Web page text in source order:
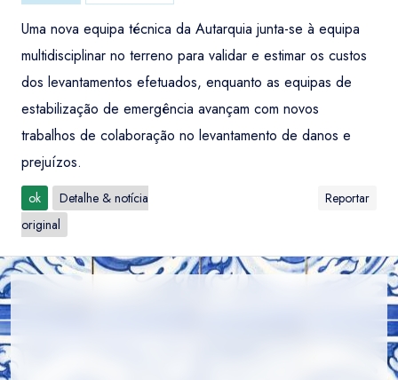
Uma nova equipa técnica da Autarquia junta-se à equipa
multidisciplinar no terreno para validar e estimar os custos
dos levantamentos efetuados, enquanto as equipas de
estabilização de emergência avançam com novos
trabalhos de colaboração no levantamento de danos e
prejuízos.
ok
Detalhe & notícia
original
Reportar